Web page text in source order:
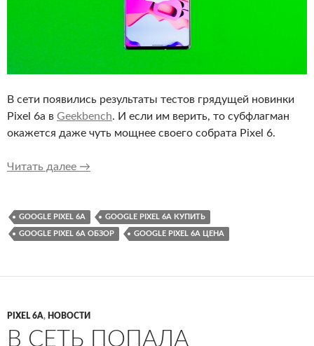
В сети появились результаты тестов грядущей новинки
Pixel 6a в Geekbench. И если им верить, то субфлагман
окажется даже чуть мощнее своего собрата Pixel 6.
Читать далее Google Pixel 6a засветился на бенчмарках —
→
GOOGLE PIXEL 6A GOOGLE PIXEL 6A КУПИТЬ
GOOGLE PIXEL 6A ОБЗОР GOOGLE PIXEL 6A ЦЕНА
PIXEL 6A, НОВОСТИ
В СЕТЬ ПОПАЛА